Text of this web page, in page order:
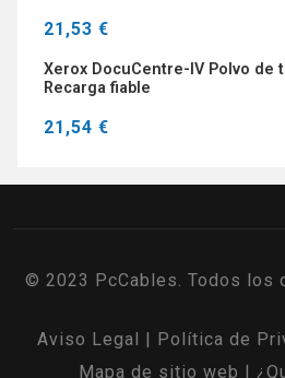
21,53 €
Xerox DocuCentre-IV Polvo de
Recarga fiable
21,54 €
© 2023 PcCables. Todos los
Aviso Legal Política de
Mapa de sitio web